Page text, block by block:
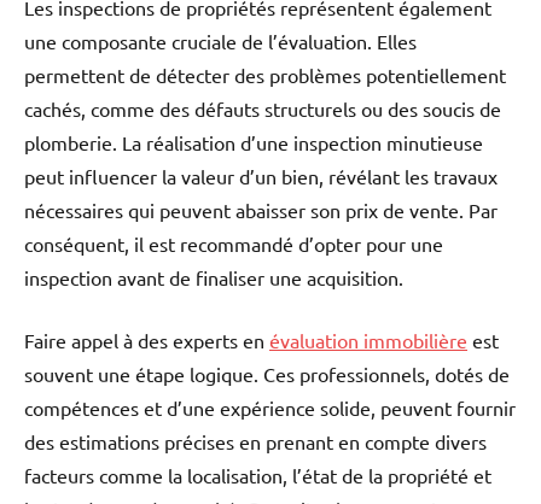
Les inspections de propriétés représentent également
une composante cruciale de l’évaluation. Elles
permettent de détecter des problèmes potentiellement
cachés, comme des défauts structurels ou des soucis de
plomberie. La réalisation d’une inspection minutieuse
peut influencer la valeur d’un bien, révélant les travaux
nécessaires qui peuvent abaisser son prix de vente. Par
conséquent, il est recommandé d’opter pour une
inspection avant de finaliser une acquisition.
Faire appel à des experts en évaluation immobilière est
souvent une étape logique. Ces professionnels, dotés de
compétences et d’une expérience solide, peuvent fournir
des estimations précises en prenant en compte divers
facteurs comme la localisation, l’état de la propriété et